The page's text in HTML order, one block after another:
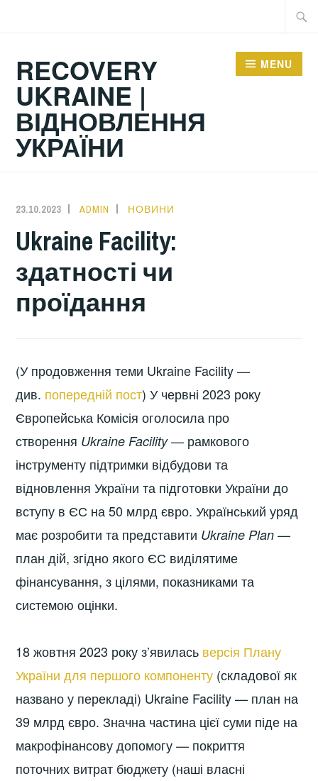
RECOVERY
UKRAINE |
ВІДНОВЛЕННЯ
УКРАЇНИ
MENU
23.10.2023 ADMIN НОВИНИ
Ukraine Facility:
здатності чи
проїдання
(У продовження теми Ukraine Facility —
див. попередній пост) У червні 2023 року
Європейська Комісія оголосила про
створення Ukraine Facility— рамкового
інструменту підтримки відбудови та
відновлення України та підготовки України до
вступу в ЄС на 50 млрд євро. Український уряд
має розробити та представити Ukraine Plan—
план дій, згідно якого ЄС виділятиме
фінансування, з цілями, показниками та
системою оцінки.
18 жовтня 2023 року з’явилась версія Плану
України для першого компоненту (складової як
названо у перекладі) Ukraine Facility — план на
39 млрд євро. Значна частина цієї суми піде на
макрофінансову допомогу — покриття
поточних витрат бюджету (наші власні